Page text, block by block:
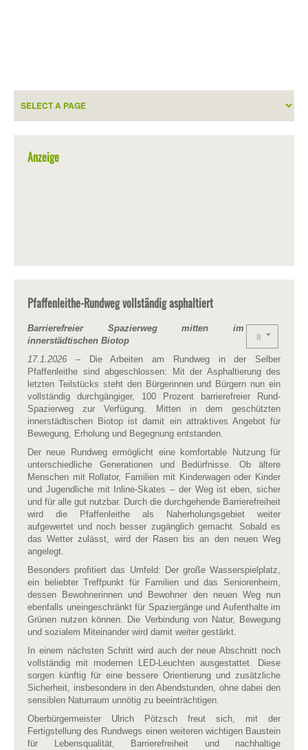
Anzeige
Pfaffenleithe-Rundweg vollständig asphaltiert
Barrierefreier Spazierweg mitten im
innerstädtischen Biotop
17.1.2026 – Die Arbeiten am Rundweg in der Selber
Pfaffenleithe sind abgeschlossen: Mit der Asphaltierung des
letzten Teilstücks steht den Bürgerinnen und Bürgern nun ein
vollständig durchgängiger, 100 Prozent barrierefreier Rund-
Spazierweg zur Verfügung. Mitten in dem geschützten
innerstädtischen Biotop ist damit ein attraktives Angebot für
Bewegung, Erholung und Begegnung entstanden.
Der neue Rundweg ermöglicht eine komfortable Nutzung für
unterschiedliche Generationen und Bedürfnisse. Ob ältere
Menschen mit Rollator, Familien mit Kinderwagen oder Kinder
und Jugendliche mit Inline-Skates – der Weg ist eben, sicher
und für alle gut nutzbar. Durch die durchgehende Barrierefreiheit
wird die Pfaffenleithe als Naherholungsgebiet weiter
aufgewertet und noch besser zugänglich gemacht. Sobald es
das Wetter zulässt, wird der Rasen bis an den neuen Weg
angelegt.
Besonders profitiert das Umfeld: Der große Wasserspielplatz,
ein beliebter Treffpunkt für Familien und das Seniorenheim,
dessen Bewohnerinnen und Bewohner den neuen Weg nun
ebenfalls uneingeschränkt für Spaziergänge und Aufenthalte im
Grünen nutzen können. Die Verbindung von Natur, Bewegung
und sozialem Miteinander wird damit weiter gestärkt.
In einem nächsten Schritt wird auch der neue Abschnitt noch
vollständig mit modernen LED-Leuchten ausgestattet. Diese
sorgen künftig für eine bessere Orientierung und zusätzliche
Sicherheit, insbesondere in den Abendstunden, ohne dabei den
sensiblen Naturraum unnötig zu beeinträchtigen.
Oberbürgermeister Ulrich Pötzsch freut sich, mit der
Fertigstellung des Rundwegs einen weiteren wichtigen Baustein
für Lebensqualität, Barrierefreiheit und nachhaltige